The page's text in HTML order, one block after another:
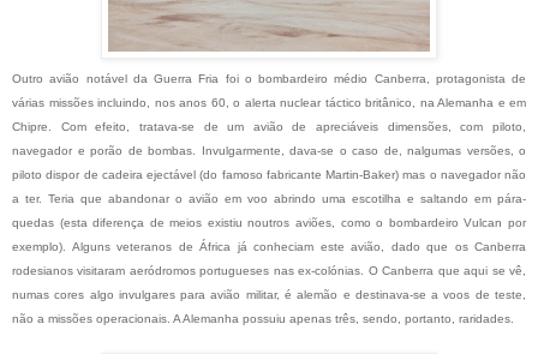
Outro avião notável da Guerra Fria foi o bombardeiro médio Canberra, protagonista de
várias missões incluindo, nos anos 60, o alerta nuclear táctico britânico, na Alemanha e em
Chipre. Com efeito, tratava-se de um avião de apreciáveis dimensões, com piloto,
navegador e porão de bombas. Invulgarmente, dava-se o caso de, nalgumas versões, o
piloto dispor de cadeira ejectável (do famoso fabricante Martin-Baker) mas o navegador não
a ter. Teria que abandonar o avião em voo abrindo uma escotilha e saltando em pára-
quedas (esta diferença de meios existiu noutros aviões, como o bombardeiro Vulcan por
exemplo). Alguns veteranos de África já conheciam este avião, dado que os Canberra
rodesianos visitaram aeródromos portugueses nas ex-colónias. O Canberra que aqui se vê,
numas cores algo invulgares para avião militar, é alemão e destinava-se a voos de teste,
não a missões operacionais. A Alemanha possuiu apenas três, sendo, portanto, raridades.